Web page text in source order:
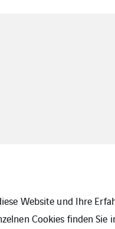
Website und Ihre
Cookies finden Sie